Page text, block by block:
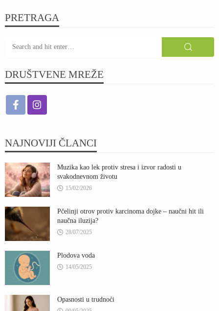
PRETRAGA
DRUŠTVENE MREŽE
NAJNOVIJI ČLANCI
Muzika kao lek protiv stresa i izvor radosti u
svakodnevnom životu
15/02/2026
Pčelinji otrov protiv karcinoma dojke – naučni hit ili
naučna iluzija?
28/07/2025
Plodova voda
14/05/2025
Opasnosti u trudnoći